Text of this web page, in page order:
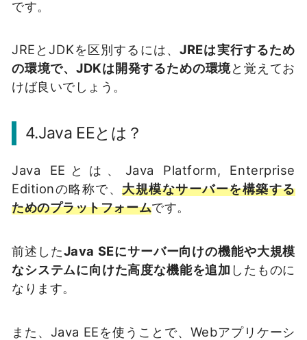
です。
JREとJDKを区別するには、JREは実行するため
の環境で、JDKは開発するための環境と覚えてお
けば良いでしょう。
4.Java EEとは？
Java EEとは、Java Platform, Enterprise
Editionの略称で、大規模なサーバーを構築する
ためのプラットフォームです。
前述したJava SEにサーバー向けの機能や大規模
なシステムに向けた高度な機能を追加 したものに
なります。
また、Java EEを使うことで、Webアプリケーシ